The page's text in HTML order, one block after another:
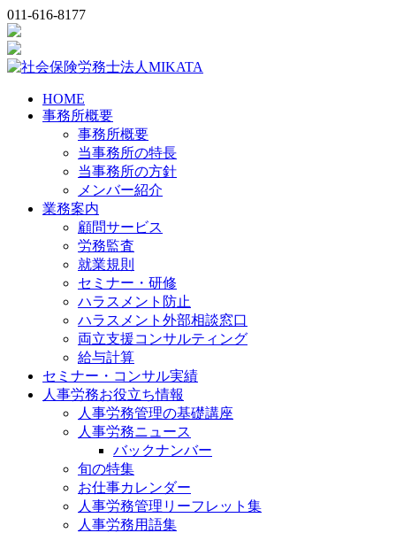
011-616-8177
HOME
事務所概要
事務所概要
当事務所の特長
当事務所の方針
メンバー紹介
業務案内
顧問サービス
労務監査
就業規則
セミナー・研修
ハラスメント防止
ハラスメント外部相談窓口
両立支援コンサルティング
給与計算
セミナー・コンサル実績
人事労務お役立ち情報
人事労務管理の基礎講座
人事労務ニュース
バックナンバー
旬の特集
お仕事カレンダー
人事労務管理リーフレット集
人事労務用語集